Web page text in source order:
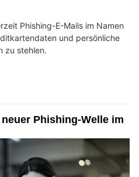
Phishing-E-Mails im Namen
und persönliche
zu stehlen.
Phishing-Welle im